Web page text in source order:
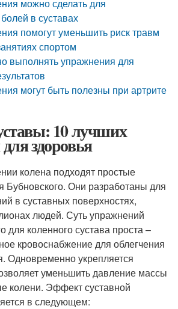
можно сделать для
в суставах
помогут уменьшить риск травм
спортом
выполнять упражнения для
могут быть полезны при артрите
10 лучших
здоровья
колена подходят простые
Бубновского. Они разработаны для
в суставных поверхностях,
людей. Суть упражнений
для коленного сустава проста –
кровоснабжение для облегчения
Одновременно укрепляется
уменьшить давление массы
колени. Эффект суставной
в следующем: